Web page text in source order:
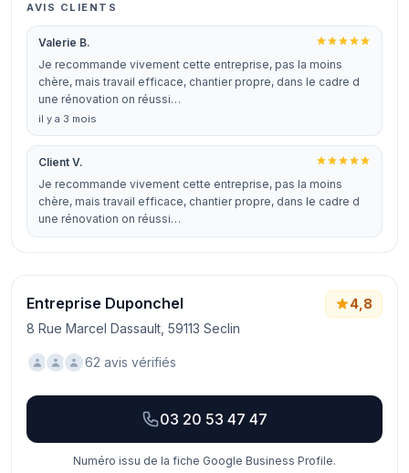
AVIS CLIENTS
Valerie B.
Je recommande vivement cette entreprise, pas la moins
chère, mais travail efficace, chantier propre, dans le cadre d
une rénovation on réussi…
il y a 3 mois
Client V.
Je recommande vivement cette entreprise, pas la moins
chère, mais travail efficace, chantier propre, dans le cadre d
une rénovation on réussi…
Entreprise Duponchel
8 Rue Marcel Dassault, 59113 Seclin
4,8
62 avis vérifiés
03 20 53 47 47
Numéro issu de la fiche Google Business Profile.